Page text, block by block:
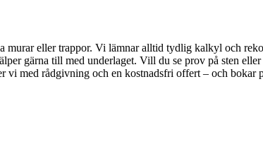
murar eller trappor. Vi lämnar alltid tydlig kalkyl och
gärna till med underlaget. Vill du se prov på sten
med rådgivning och en kostnadsfri offert – och bokar